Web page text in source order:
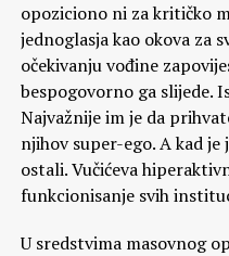
opoziciono ni za kritičko
jednoglasja kao okova za
očekivanju vođine
bespogovorno ga slijede.
Najvažnije im je da
njihov super-ego. A kad je
ostali. Vučićeva
funkcionisanje svih
U sredstvima masovnog